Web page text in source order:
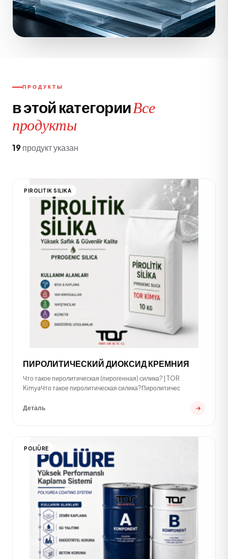
ПРОДУКТЫ
в этой категорииВсе
продукты
19продукт указан
PIROLITIK SILIKA
ПИРОЛИТИЧЕСКИЙ ДИОКСИД КРЕМНИЯ
Что такое пиролитическая (пирогенная) силика? | TOR
KimyaЧто такое пиролитическая силика?Пиролитичес
Деталь
POLIÜRE